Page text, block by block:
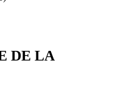
DE LA